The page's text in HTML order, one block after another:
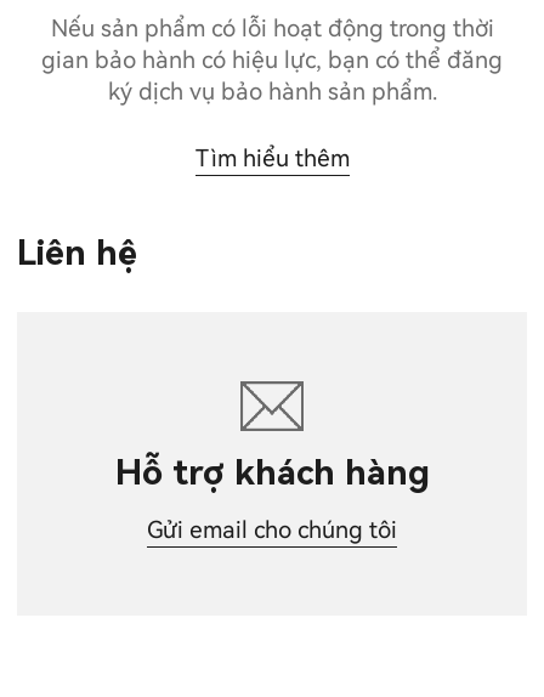
Nếu sản phẩm có lỗi hoạt động trong thời
gian bảo hành có hiệu lực, bạn có thể đăng
ký dịch vụ bảo hành sản phẩm.
Tìm hiểu thêm
Liên hệ
Hỗ trợ khách hàng
Gửi email cho chúng tôi